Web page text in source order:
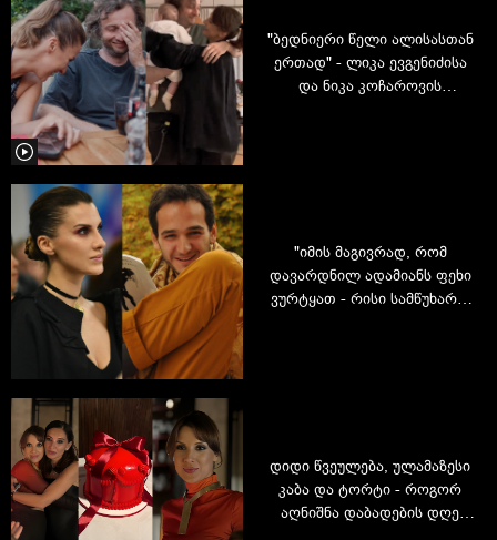
"ბედნიერი წელი ალისასთან
ერთად" - ლიკა ევგენიძისა
და ნიკა კოჩაროვის
"იმის მაგივრად, რომ
დავარდნილ ადამიანს ფეხი
ვურტყათ - რისი სამწუხარო
დიდი წვეულება, ულამაზესი
კაბა და ტორტი - როგორ
აღნიშნა დაბადების დღე